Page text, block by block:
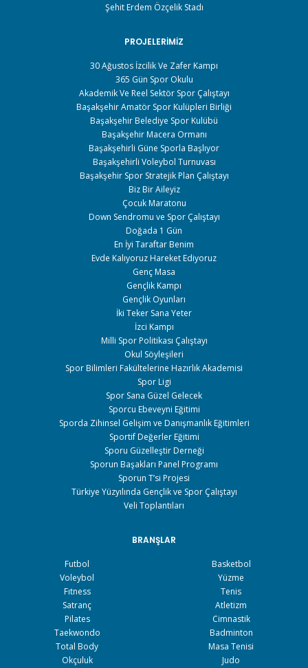
Şehit Erdem Özçelik Stadı
PROJELERIMIZ
30 Ağustos İzcilik Ve Zafer Kampı
365 Gün Spor Okulu
Akademik Ve Reel Sektör Spor Çalıştayı
Başakşehir Amatör Spor Kulüpleri Birliği
Başakşehir Belediye Spor Kulübü
Başakşehir Macera Ormanı
Başakşehirli Güne Sporla Başlıyor
Başakşehirli Voleybol Turnuvası
Başakşehir Spor Stratejik Plan Çalıştayı
Biz Bir Aileyiz
Çocuk Maratonu
Down Sendromu ve Spor Çalıştayı
Doğada 1 Gün
En İyi Taraftar Benim
Evde Kalıyoruz Hareket Ediyoruz
Genç Masa
Gençlik Kampı
Gençlik Oyunları
İki Teker Sana Yeter
İzci Kampı
Milli Spor Politikası Çalıştayı
Okul Söyleşileri
Spor Bilimleri Fakültelerine Hazırlık Akademisi
Spor Ligi
Spor Sana Güzel Gelecek
Sporcu Ebeveyni Eğitimi
Sporda Zihinsel Gelişim ve Danışmanlık Eğitimleri
Sportif Değerler Eğitimi
Sporu Güzelleştir Derneği
Sporun Başakları Panel Programı
Sporun T’si Projesi
Türkiye Yüzyılında Gençlik ve Spor Çalıştayı
Veli Toplantıları
BRANŞLAR
Futbol
Basketbol
Voleybol
Yüzme
Fıtness
Tenis
Satranç
Atletizm
Pilates
Cimnastik
Taekwondo
Badminton
Total Body
Masa Tenisi
Okçuluk
Judo